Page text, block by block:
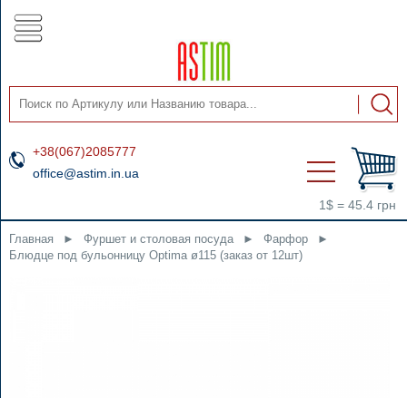
+38(067)2085777
office@astim.in.ua
1$ = 45.4 грн
Главная ► Фуршет и столовая посуда ► Фарфор
►
Блюдце под бульонницу Optima ø115 (заказ от 12шт)